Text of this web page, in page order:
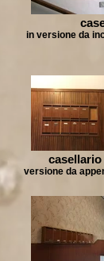
in versione da
versione da